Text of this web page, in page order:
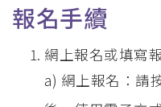
報名手續
網上報名或填寫
a) 網上報名：請